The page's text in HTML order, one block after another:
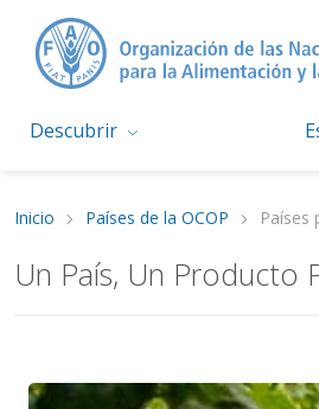
Descubrir
Inicio Países de la OCOP Países
Un País, Un Producto